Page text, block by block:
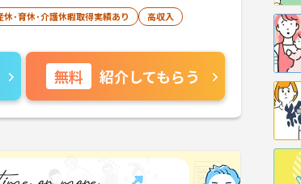
休･育休･介護休暇取得実績あり
高収入
無料 紹介してもらう